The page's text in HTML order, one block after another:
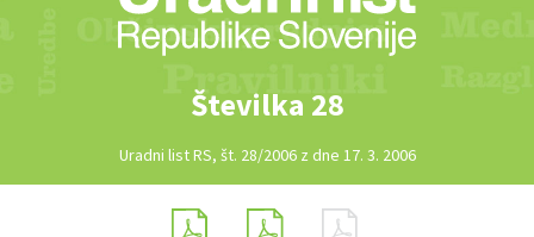
Številka 28
Uradni list RS, št. 28/2006 z dne 17. 3. 2006